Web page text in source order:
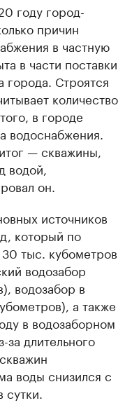
году город-
причин
в частную
в части поставки
города. Строятся
количество
в городе
водоснабжения.
— скважины,
водой,
он.
источников
который по
тыс. кубометров
водозабор
водозабор в
а также
в водозаборном
длительного
воды снизился с